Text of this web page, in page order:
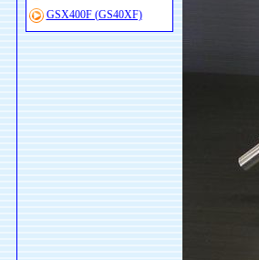
GSX400F (GS40XF)